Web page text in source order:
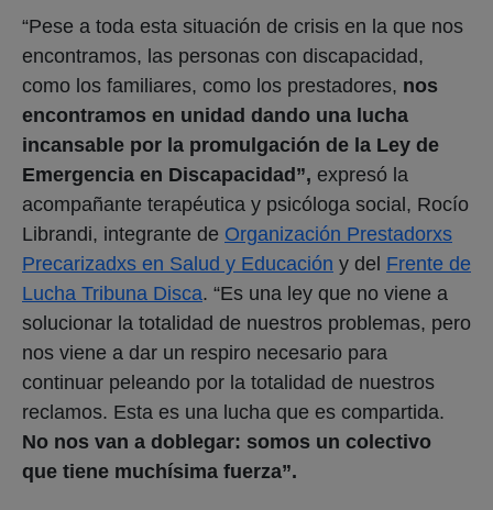
“Pese a toda esta situación de crisis en la que nos
encontramos, las personas con discapacidad,
como los familiares, como los prestadores, nos
encontramos en unidad dando una lucha
incansable por la promulgación de la Ley de
Emergencia en Discapacidad”, expresó la
acompañante terapéutica y psicóloga social, Rocío
Librandi, integrante de Organización Prestadorxs
Precarizadxs en Salud y Educación y del Frente de
Lucha Tribuna Disca. “Es una ley que no viene a
solucionar la totalidad de nuestros problemas, pero
nos viene a dar un respiro necesario para
continuar peleando por la totalidad de nuestros
reclamos. Esta es una lucha que es compartida.
No nos van a doblegar: somos un colectivo
que tiene muchísima fuerza”.